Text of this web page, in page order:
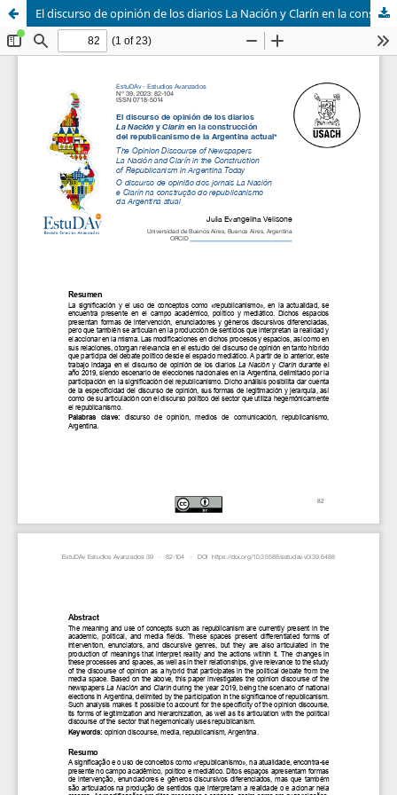
El discurso de opinión de los diarios La Nación y Clarín en la construcción del republicanismo de la Argentina actual